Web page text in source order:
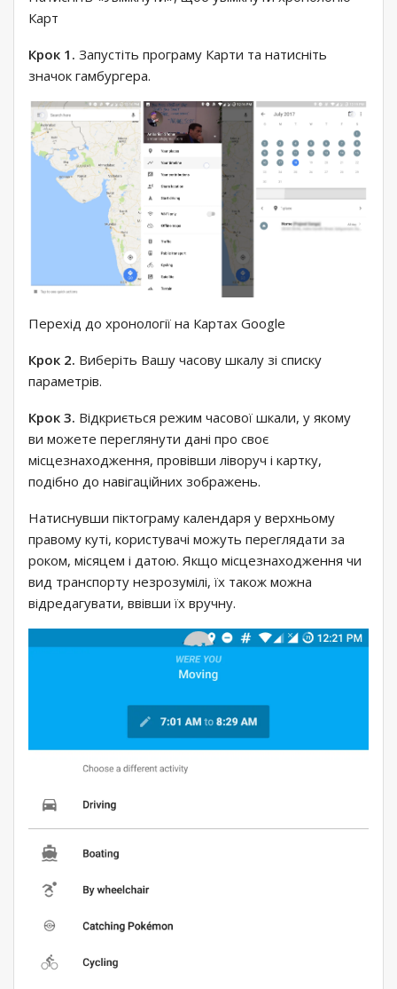
Карт
Крок 1. Запустіть програму Карти та натисніть
значок гамбургера.
Перехід до хронології на Картах Google
Крок 2. Виберіть Вашу часову шкалу зі списку
параметрів.
Крок 3. Відкриється режим часової шкали, у якому
ви можете переглянути дані про своє
місцезнаходження, провівши ліворуч і картку,
подібно до навігаційних зображень.
Натиснувши піктограму календаря у верхньому
правому куті, користувачі можуть переглядати за
роком, місяцем і датою. Якщо місцезнаходження чи
вид транспорту незрозумілі, їх також можна
відредагувати, ввівши їх вручну.